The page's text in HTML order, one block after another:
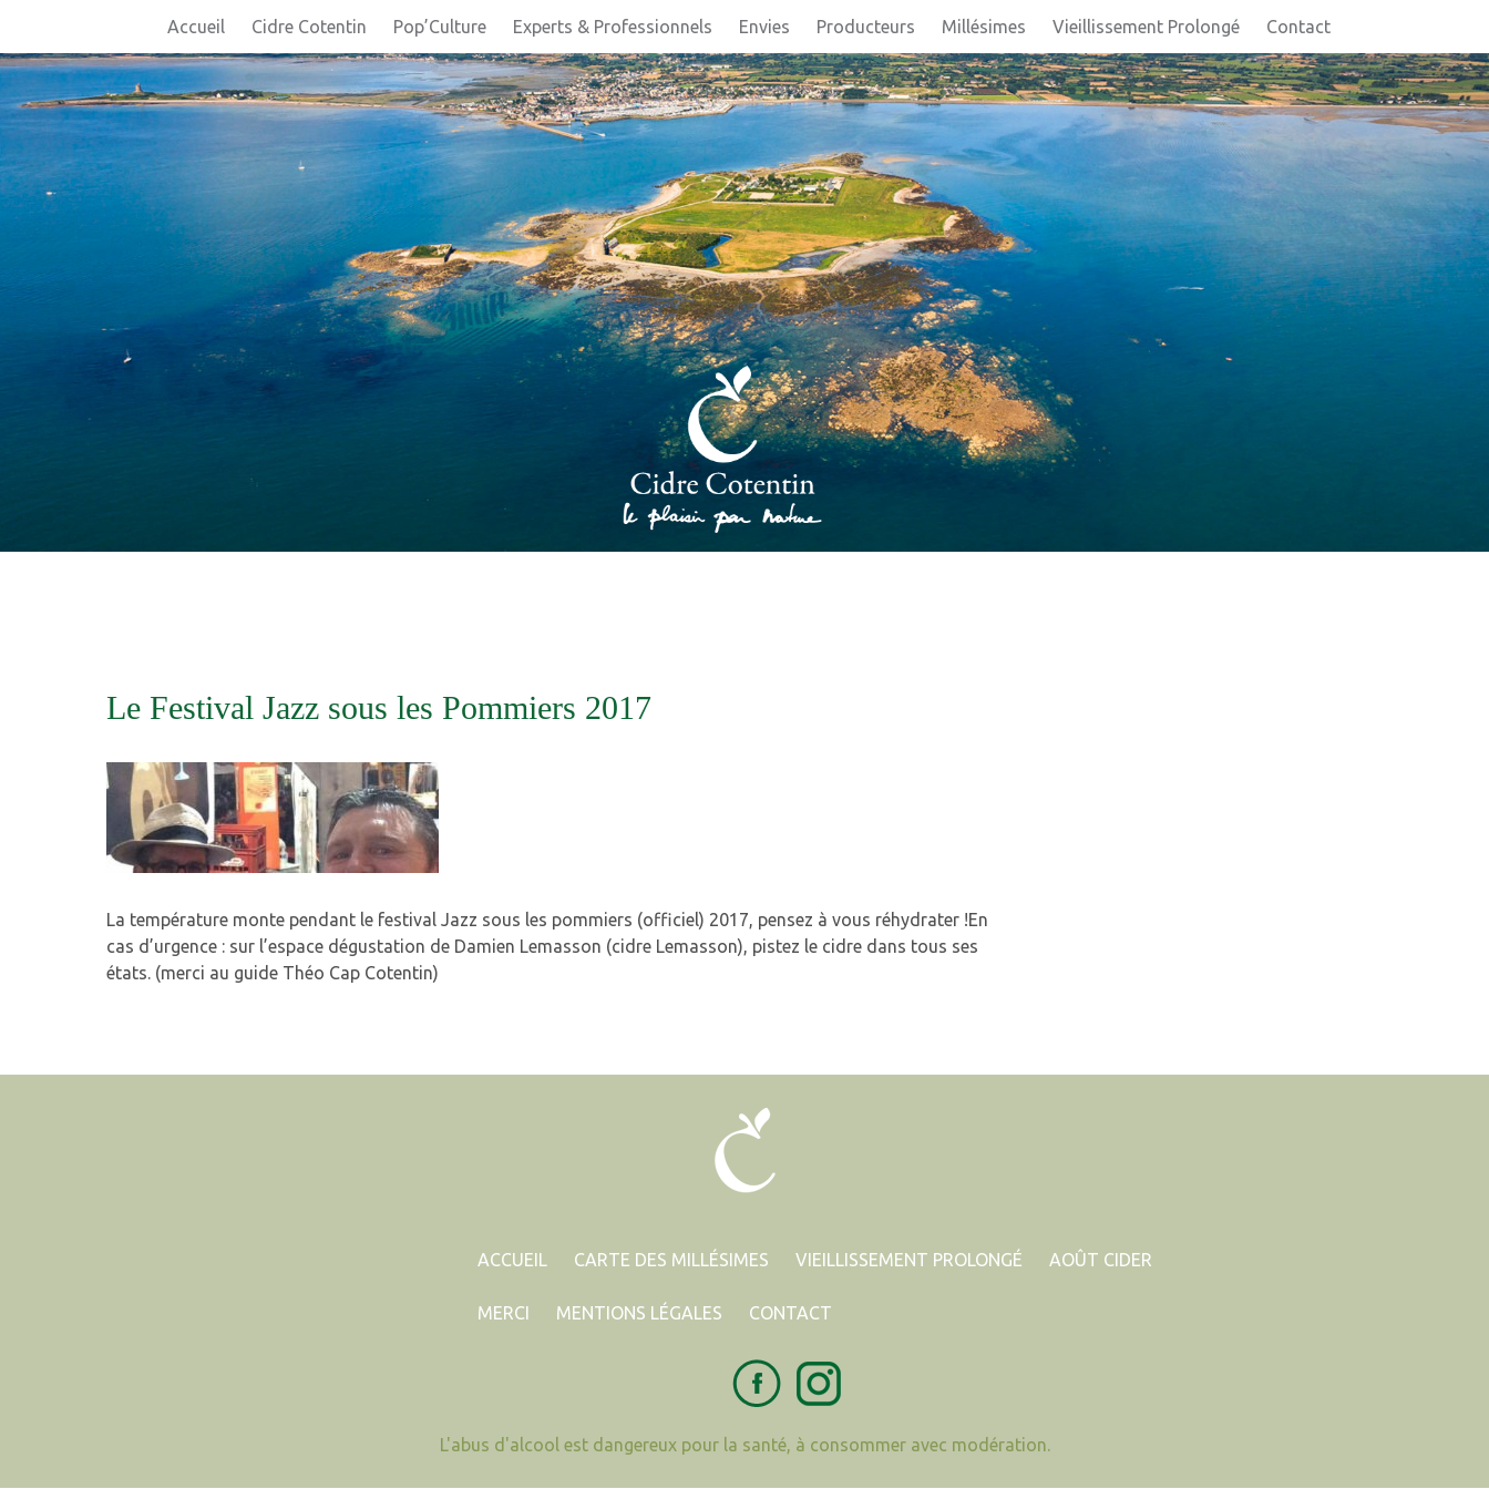
Accueil Cidre Cotentin Pop’Culture Experts & Professionnels Envies Producteurs Millésimes Vieillissement Prolongé Contact
Le Festival Jazz sous les Pommiers 2017
La température monte pendant le festival Jazz sous les pommiers (officiel) 2017, pensez à vous réhydrater !En
cas d’urgence : sur l’espace dégustation de Damien Lemasson (cidre Lemasson), pistez le cidre dans tous ses
états. (merci au guide Théo Cap Cotentin)
ACCUEIL CARTE DES MILLÉSIMES VIEILLISSEMENT PROLONGÉ AOÛT CIDER
MERCI MENTIONS LÉGALES CONTACT
L'abus d'alcool est dangereux pour la santé, à consommer avec modération.